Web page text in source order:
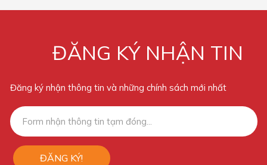
ĐĂNG KÝ NHẬN TIN
Đăng ký nhận thông tin và những chính sách mới nhất
ĐĂNG KÝ!